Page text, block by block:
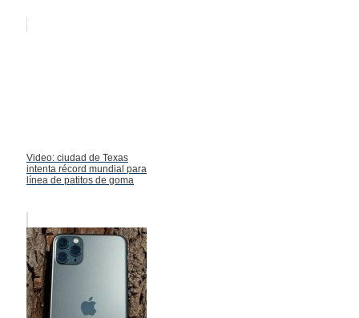
Video: ciudad de Texas
intenta récord mundial para
línea de patitos de goma